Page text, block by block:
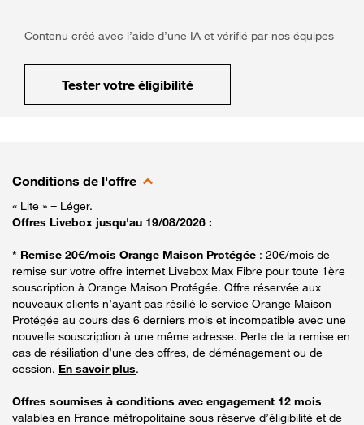
Contenu créé avec l’aide d’une IA et vérifié par nos équipes
Tester votre éligibilité
Conditions de l'offre
« Lite » = Léger.
Offres Livebox jusqu'au 19/08/2026 :
* Remise 20€/mois Orange Maison Protégée : 20€/mois de
remise sur votre offre internet Livebox Max Fibre pour toute 1ère
souscription à Orange Maison Protégée. Offre réservée aux
nouveaux clients n’ayant pas résilié le service Orange Maison
Protégée au cours des 6 derniers mois et incompatible avec une
nouvelle souscription à une même adresse. Perte de la remise en
cas de résiliation d’une des offres, de déménagement ou de
cession. En savoir plus.
Offres soumises à conditions avec engagement 12 mois
valables en France métropolitaine sous réserve d’éligibilité et de